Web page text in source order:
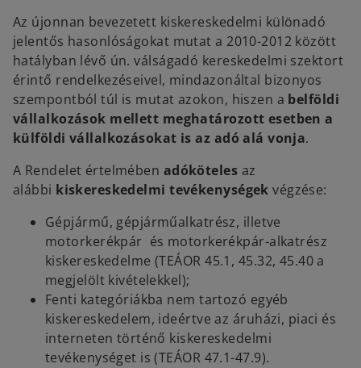
Az újonnan bevezetett kiskereskedelmi különadó
jelentős hasonlóságokat mutat a 2010-2012 között
hatályban lévő ún. válságadó kereskedelmi szektort
érintő rendelkezéseivel, mindazonáltal bizonyos
szempontból túl is mutat azokon, hiszen a belföldi
vállalkozások mellett meghatározott esetben a
külföldi vállalkozásokat is az adó alá vonja.
A Rendelet értelmében adóköteles az
alábbi kiskereskedelmi tevékenységek végzése:
Gépjármű, gépjárműalkatrész, illetve
motorkerékpár és motorkerékpár-alkatrész
kiskereskedelme (TEÁOR 45.1, 45.32, 45.40 a
megjelölt kivételekkel);
Fenti kategóriákba nem tartozó egyéb
kiskereskedelem, ideértve az áruházi, piaci és
interneten történő kiskereskedelmi
tevékenységet is (TEÁOR 47.1-47.9).